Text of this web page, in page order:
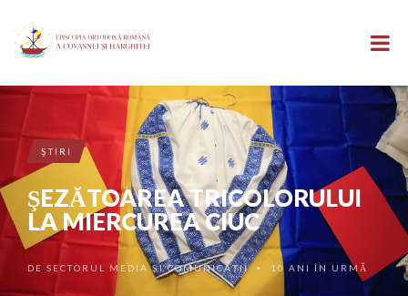
ŞTIRI
ŞEZĂTOAREA TRICOLORULUI
LA MIERCUREA CIUC
DE SECTORUL MEDIA ȘI COMUNICAȚII • 10 ANI ÎN URMĂ